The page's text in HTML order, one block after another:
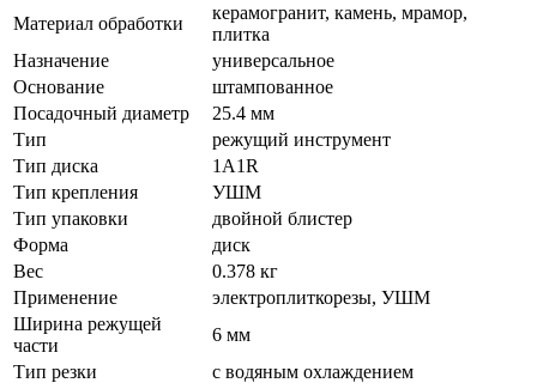
Материал обработки
керамогранит, камень, мрамор,
плитка
Назначение
универсальное
Основание
штампованное
Посадочный диаметр
25.4 мм
Тип
режущий инструмент
Тип диска
1A1R
Тип крепления
УШМ
Тип упаковки
двойной блистер
Форма
диск
Вес
0.378 кг
Применение
электроплиткорезы, УШМ
Ширина режущей
части
6 мм
Тип резки
с водяным охлаждением